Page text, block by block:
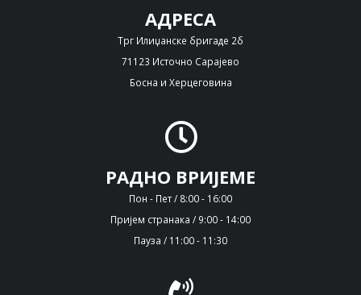
АДРЕСА
Трг Илиџанске бригаде 2б
71123 Источно Сарајево
Босна и Херцеговина
РАДНО ВРИЈЕМЕ
Пон - Пет / 8:00 - 16:00
Пријем странака / 9:00 - 14:00
Пауза / 11:00 - 11:30